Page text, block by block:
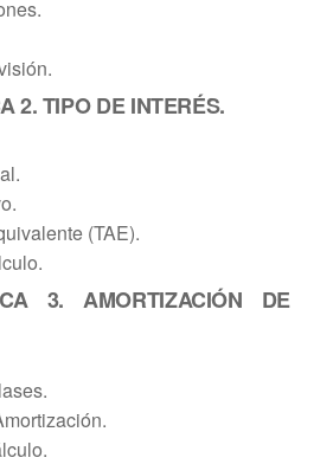
2. TIPO DE INTERÉS.
(TAE).
3. AMORTIZACIÓN DE